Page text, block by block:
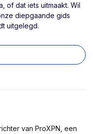
of dat iets uitmaakt. Wil
diepgaande gids
uitgelegd.
van ProXPN, een